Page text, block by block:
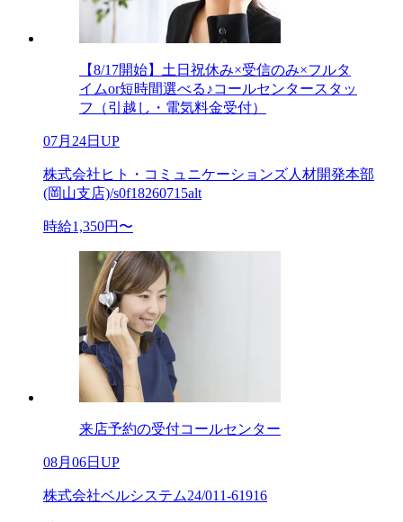
【8/17開始】土日祝休み×受信のみ×フルタ
イムor短時間選べる♪コールセンタースタッ
フ（引越し・電気料金受付）
07月24日UP
株式会社ヒト・コミュニケーションズ人材開発本部
(岡山支店)/s0f18260715alt
時給1,350円〜
来店予約の受付コールセンター
08月06日UP
株式会社ベルシステム24/011-61916